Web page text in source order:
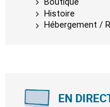
Histoire
Hébergement /
EN